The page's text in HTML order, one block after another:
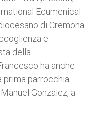
Ecumenical
di Cremona
e
della
ha anche
prima parrocchia
González, a